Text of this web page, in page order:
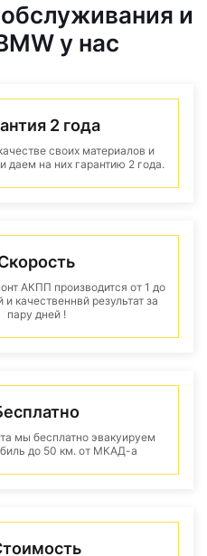
и
у нас
2 года
своих материалов и
даем на них гарантию 2 года.
АКПП производится от 1 до
качественнвй результат за
пару дней !
мы бесплатно эвакуируем
до 50 км. от МКАД-а